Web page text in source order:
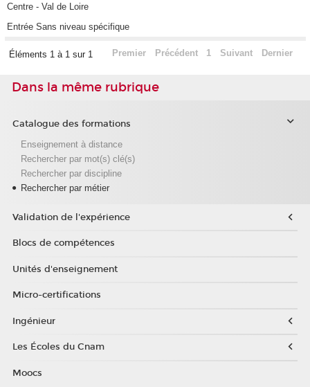
Centre - Val de Loire
Entrée Sans niveau spécifique
Éléments 1 à 1 sur 1 Premier Précédent 1 Suivant Dernier
Dans la même rubrique
Catalogue des formations
Enseignement à distance
Rechercher par mot(s) clé(s)
Rechercher par discipline
Rechercher par métier
Validation de l'expérience
Blocs de compétences
Unités d'enseignement
Micro-certifications
Ingénieur
Les Écoles du Cnam
Moocs